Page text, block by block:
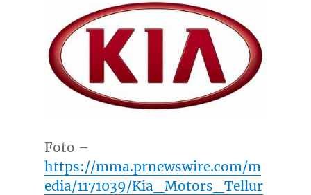
Foto –
https://mma.prnewswire.com/m
edia/1171039/Kia_Motors_Tellur